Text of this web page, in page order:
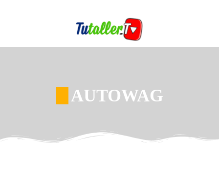
AUTOWAG